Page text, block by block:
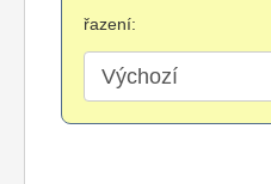
řazení: